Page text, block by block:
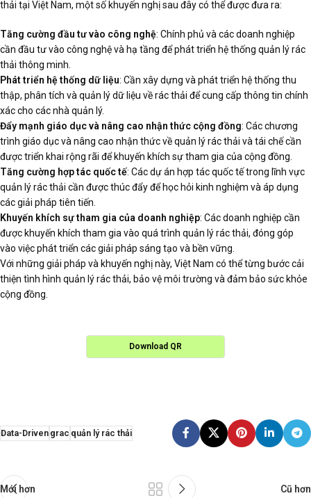
thải tại Việt Nam, một số khuyến nghị sau đây có thể được đưa ra:
Tăng cường đầu tư vào công nghệ: Chính phủ và các doanh nghiệp
cần đầu tư vào công nghệ và hạ tầng để phát triển hệ thống quản lý rác
thải thông minh.
Phát triển hệ thống dữ liệu: Cần xây dựng và phát triển hệ thống thu
thập, phân tích và quản lý dữ liệu về rác thải để cung cấp thông tin chính
xác cho các nhà quản lý.
Đẩy mạnh giáo dục và nâng cao nhận thức cộng đồng: Các chương
trình giáo dục và nâng cao nhận thức về quản lý rác thải và tái chế cần
được triển khai rộng rãi để khuyến khích sự tham gia của cộng đồng.
Tăng cường hợp tác quốc tế: Các dự án hợp tác quốc tế trong lĩnh vực
quản lý rác thải cần được thúc đẩy để học hỏi kinh nghiệm và áp dụng
các giải pháp tiên tiến.
Khuyến khích sự tham gia của doanh nghiệp: Các doanh nghiệp cần
được khuyến khích tham gia vào quá trình quản lý rác thải, đóng góp
vào việc phát triển các giải pháp sáng tạo và bền vững.
Với những giải pháp và khuyến nghị này, Việt Nam có thể từng bước cải
thiện tình hình quản lý rác thải, bảo vệ môi trường và đảm bảo sức khỏe
cộng đồng.
Download QR
Data-Drivengrac quản lý rác thải
Mới hơn Cũ hơn